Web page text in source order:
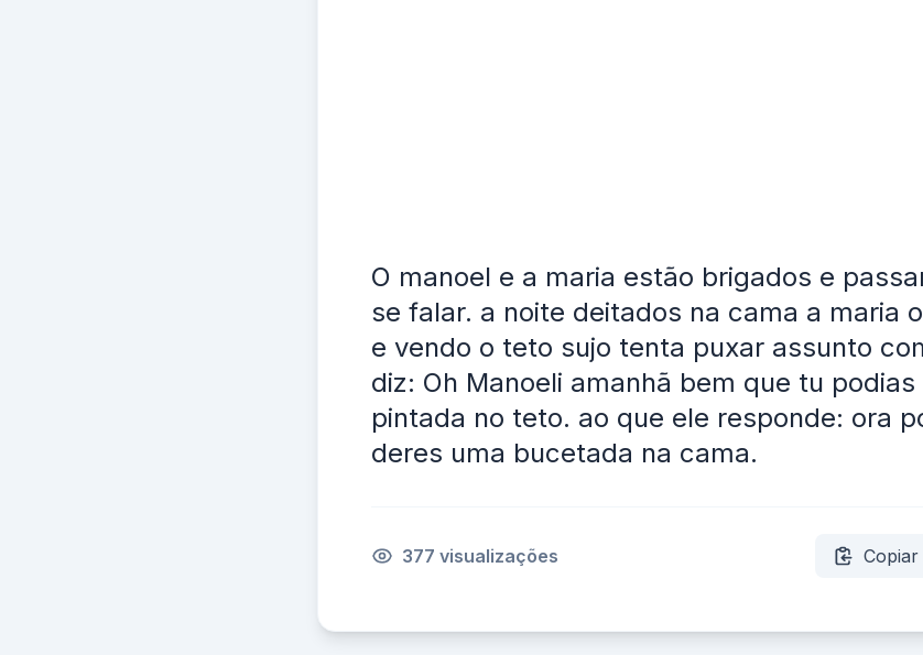
O manoel e a maria estão brigados e
se falar. a noite deitados na cama a maria
e vendo o teto sujo tenta puxar assunto
diz: Oh Manoeli amanhã bem que tu podias
pintada no teto. ao que ele responde: ora
deres uma bucetada na cama.
377 visualizações Copiar